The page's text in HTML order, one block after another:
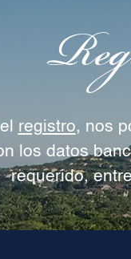
registro, nos
los datos
requerido,